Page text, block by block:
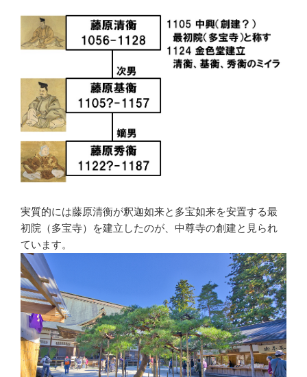
実質的には藤原清衡が釈迦如来と多宝如来を安置する最
初院（多宝寺）を建立したのが、中尊寺の創建と見られ
ています。